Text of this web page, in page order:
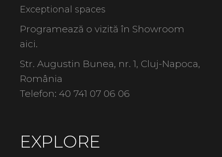
Exceptional spaces
Programează o vizită în Showroom
aici.
Str. Augustin Bunea, nr. 1, Cluj-Napoca,
România
Telefon:40 741 07 06 06
EXPLORE